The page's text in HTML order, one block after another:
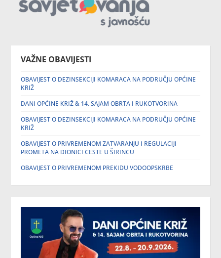
VAŽNE OBAVIJESTI
OBAVIJEST O DEZINSEKCIJI KOMARACA NA PODRUČJU OPĆINE
KRIŽ
DANI OPĆINE KRIŽ & 14. SAJAM OBRTA I RUKOTVORINA
OBAVIJEST O DEZINSEKCIJI KOMARACA NA PODRUČJU OPĆINE
KRIŽ
OBAVIJEST O PRIVREMENOM ZATVARANJU I REGULACIJI
PROMETA NA DIONICI CESTE U ŠIRINCU
OBAVIJEST O PRIVREMENOM PREKIDU VODOOPSKRBE